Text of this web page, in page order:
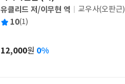
글
쓴
유클리드 저/이무현 역
출
사
교우사(오판근)
평 10(1)
가
12,000원 0%